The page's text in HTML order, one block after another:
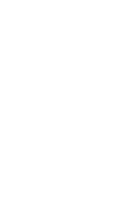
vlastního stravování.
pokoje jsou
velikostí
mají chuť objevovat
škálou zmrzlin a